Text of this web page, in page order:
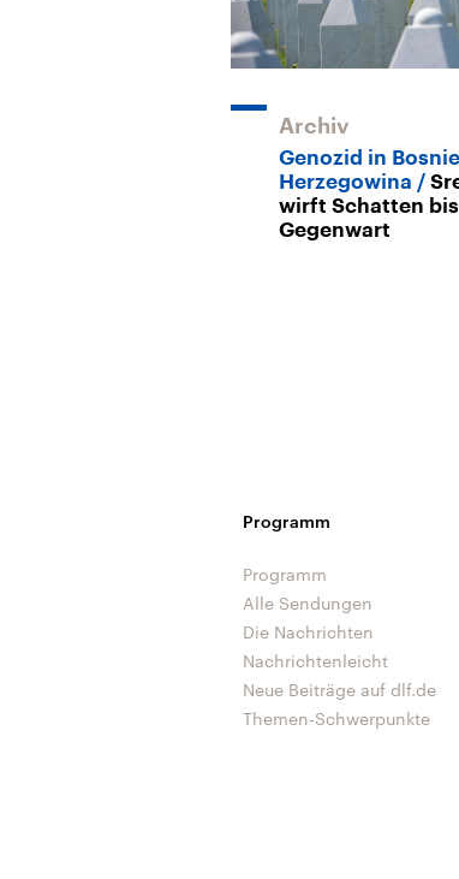
Archiv
Genozid in
Herzegowina
wirft Schatten
Gegenwart
Programm
Programm
Alle Sendungen
Die Nachrichten
Nachrichtenleicht
Neue Beiträge auf dlf.de
Themen-Schwerpunkte